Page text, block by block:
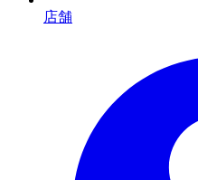
店舗